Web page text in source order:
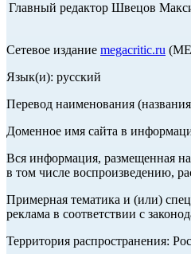
Главный редактор Швецов
Сетевое издание megacritic.ru
Язык(и): русский
Перевод наименования
Доменное имя сайта в
Вся информация, размещенная
в том числе воспроизведению,
Примерная тематика и (или)
реклама в соответствии с
Территория распространения: